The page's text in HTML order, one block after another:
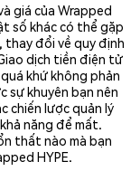
giá của Wrapped
số khác có thể gặp
đổi về quy định
dịch tiền điện tử
khứ không phản
khuyên bạn nên
chiến lược quản lý
năng để mất.
thất nào mà bạn
HYPE.